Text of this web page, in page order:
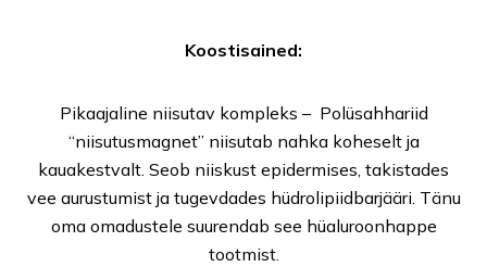
Koostisained:
Pikaajaline niisutav kompleks – Polüsahhariid
“niisutusmagnet” niisutab nahka koheselt ja
kauakestvalt. Seob niiskust epidermises, takistades
vee aurustumist ja tugevdades hüdrolipiidbarjääri. Tänu
oma omadustele suurendab see hüaluroonhappe
tootmist.